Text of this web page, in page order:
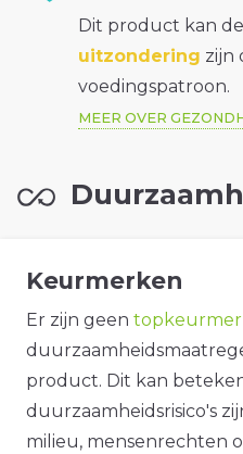
Dit product kan de
uitzondering zijn
voedingspatroon.
MEER OVER
Keurmerken
Er zijn geen
product. Dit kan
duurzaamheidsrisico's
milieu, mensenrechten